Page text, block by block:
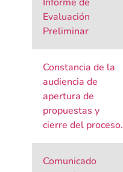
Evaluación
Preliminar
Constancia de la
audiencia de
apertura de
propuestas y
cierre del proceso.
Comunicado